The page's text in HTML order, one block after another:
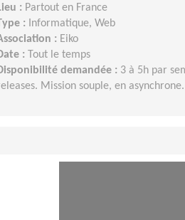
: Partout en France
:
Informatique, Web
: Eiko
:
Tout le temps
demandée : 3 à 5h par
Mission souple, en asynchrone.